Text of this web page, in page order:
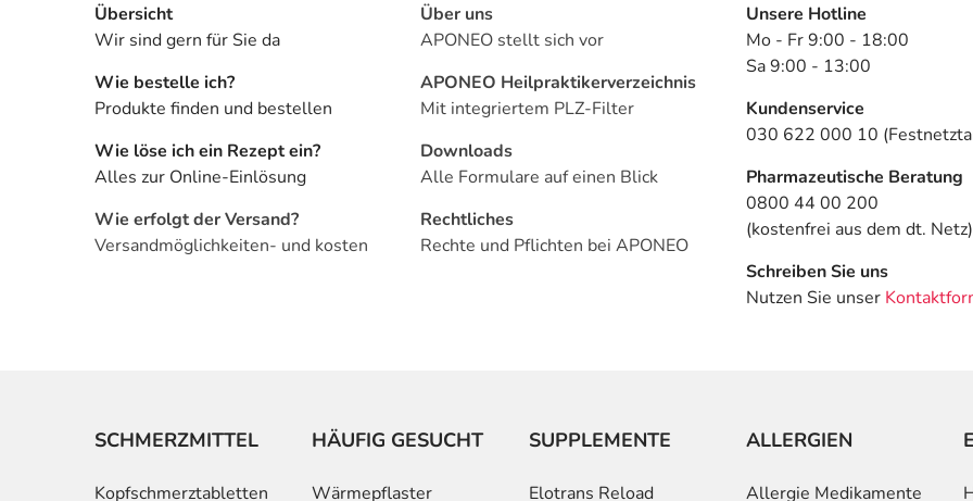
Übersicht
Wir sind gern für Sie da
Wie bestelle ich?
Produkte finden und bestellen
Wie löse ich ein Rezept ein?
Alles zur Online-Einlösung
Wie erfolgt der Versand?
Versandmöglichkeiten- und kosten
Über uns
APONEO stellt sich vor
APONEO Heilpraktikerverzeichnis
Mit integriertem PLZ-Filter
Downloads
Alle Formulare auf einen Blick
Rechtliches
Rechte und Pflichten bei APONEO
Unsere Hotline
Mo - Fr 9:00 - 18:00
Sa 9:00 - 13:00
Kundenservice
030 622 000 10
Pharmazeutische Beratung
0800 44 00 200
(kostenfrei aus dem dt. Netz)
Schreiben Sie uns
Nutzen Sie unser
SCHMERZMITTEL
Kopfschmerztabletten
HÄUFIG GESUCHT
Wärmepflaster
SUPPLEMENTE
Elotrans Reload
ALLERGIEN
Allergie Medikamente